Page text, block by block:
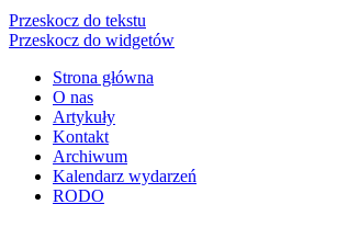
Przeskocz do tekstu
Przeskocz do widgetów
Strona główna
O nas
Artykuły
Kontakt
Archiwum
Kalendarz wydarzeń
RODO